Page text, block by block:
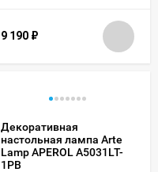
9 190 ₽
Декоративная
настольная лампа Arte
Lamp APEROL A5031LT-
1PB